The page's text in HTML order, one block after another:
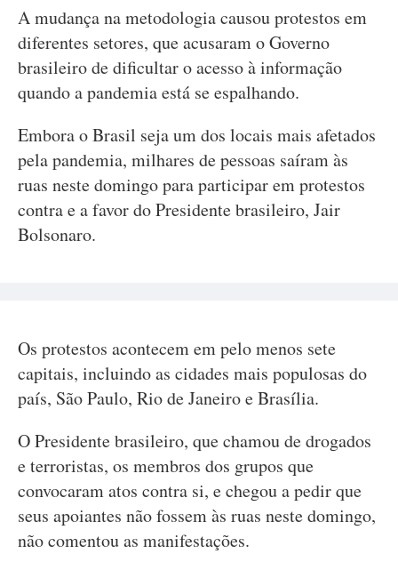
A mudança na metodologia causou protestos em
diferentes setores, que acusaram o Governo
brasileiro de dificultar o acesso à informação
quando a pandemia está se espalhando.
Embora o Brasil seja um dos locais mais afetados
pela pandemia, milhares de pessoas saíram às
ruas neste domingo para participar em protestos
contra e a favor do Presidente brasileiro, Jair
Bolsonaro.
Os protestos acontecem em pelo menos sete
capitais, incluindo as cidades mais populosas do
país, São Paulo, Rio de Janeiro e Brasília.
O Presidente brasileiro, que chamou de drogados
e terroristas, os membros dos grupos que
convocaram atos contra si, e chegou a pedir que
seus apoiantes não fossem às ruas neste domingo,
não comentou as manifestações.